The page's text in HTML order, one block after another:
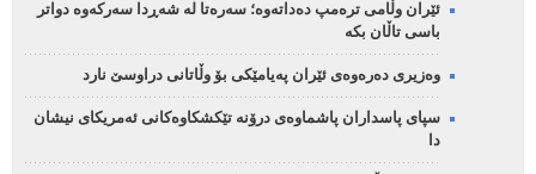
ئێران وڵامی ترەمپ دەداتەوە؛ سەرەتا لە شەڕدا سەرکەوە دواتر
باسی تاڵان بکە
وەزیری دەرەوەی ئێران پەیامێکی بۆ وڵاتانی دراوسێ نارد
سپای پاسداران پاشماوەی درۆنە تێکشکاوەکانی ئەمریکای نیشان
دا